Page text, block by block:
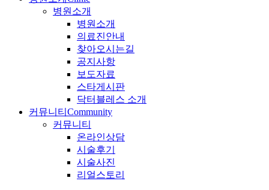
병원소개
병원소개
의료진안내
찾아오시는길
공지사항
보도자료
스타게시판
닥터블레스 소개
커뮤니티 Community
커뮤니티
온라인상담
시술후기
시술사진
리얼스토리